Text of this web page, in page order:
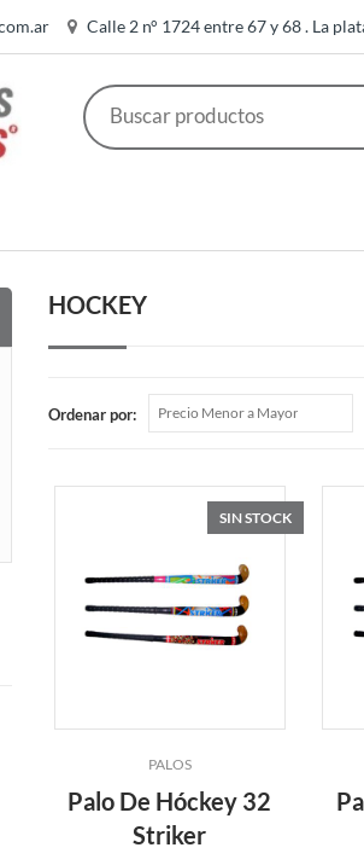
Calle 2 n° 1724 entre 67 y 68 . La
HOCKEY
Ordenar por:
SIN STOCK
PALOS
Palo De Hóckey 32
Striker